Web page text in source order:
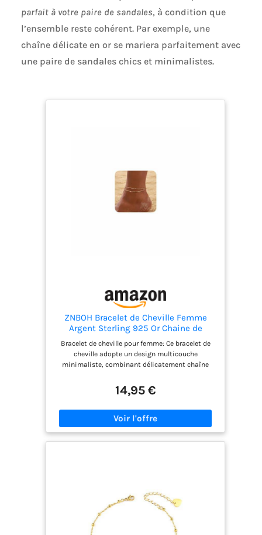
parfait à votre paire de sandales, à condition que
l’ensemble reste cohérent. Par exemple, une
chaîne délicate en or se mariera parfaitement avec
une paire de sandales chics et minimalistes.
ZNBOH Bracelet de Cheville Femme
Argent Sterling 925 Or Chaine de
Cheville
Bracelet de cheville pour femme: Ce bracelet de
cheville adopte un design multicouche
minimaliste, combinant délicatement chaîne
style tennis pour un rendu à la fois élégant et
raffiné. Véritable indispensable de l’été, ce bijou
intemporel, il se porte aussi bien seul pour un
look discret qu’en superposition avec d’autres
Hypoallergénique, sans nickel ni plomb, il est sûr
pour les peaux sensibles. Résistant à l’eau et à la
décoloration, son design unique apporte une
touche brillante et scintillante à votre cheville,
14,95 €